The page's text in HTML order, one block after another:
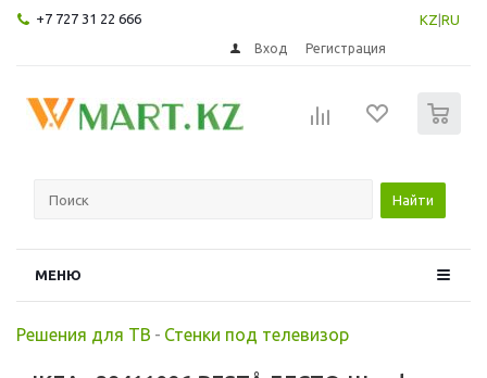
+7 727 31 22 666 KZ RU
Вход Регистрация
Найти
МЕНЮ
Решения для ТВ - Стенки под телевизор